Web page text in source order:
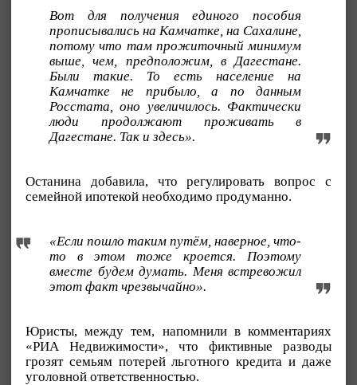
Вот для получения единого пособия
прописывались на Камчатке, на Сахалине,
потому что там прожиточный минимум
выше, чем, предположим, в Дагестане.
Были такие. То есть население на
Камчатке не прибыло, а по данным
Росстата, оно увеличилось. Фактически
люди продолжают проживать в
Дагестане. Так и здесь».
Останина добавила, что регулировать вопрос с
семейной ипотекой необходимо продуманно.
«Если пошло таким путём, наверное, что-
то в этом тоже кроется. Поэтому
вместе будем думать. Меня встревожил
этот факт чрезвычайно».
Юристы, между тем, напомнили в комментариях
«РИА Недвижимости», что фиктивные разводы
грозят семьям потерей льготного кредита и даже
уголовной ответственностью.